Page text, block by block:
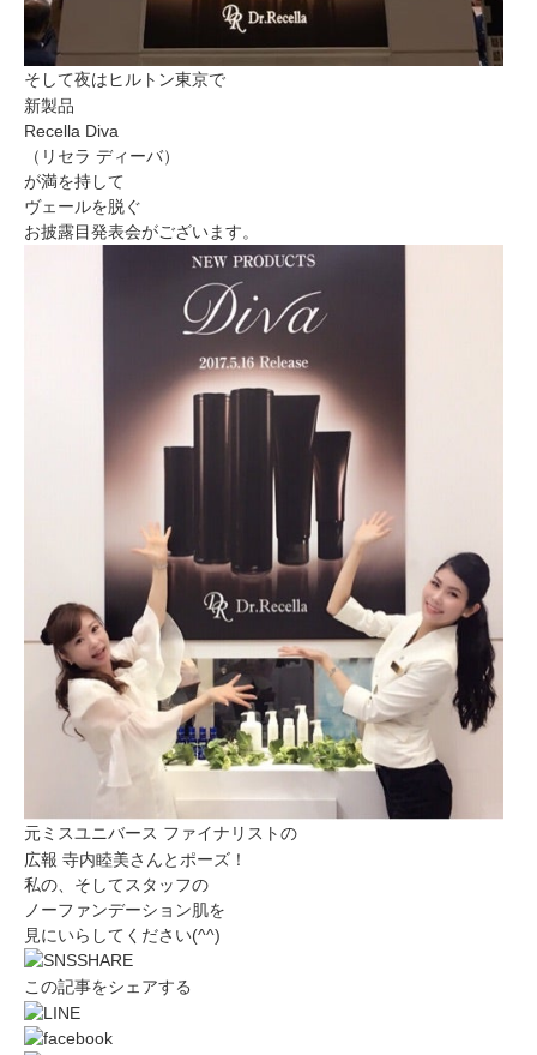
そして夜はヒルトン東京で
新製品
Recella Diva
（リセラ ディーバ）
が満を持して
ヴェールを脱ぐ
お披露目発表会がございます。
元ミスユニバース ファイナリストの
広報 寺内睦美さんとポーズ！
私の、そしてスタッフの
ノーファンデーション肌を
見にいらしてください(^^)
この記事をシェアする